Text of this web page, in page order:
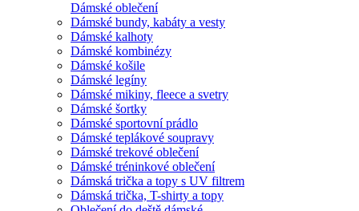
Dámské oblečení
Dámské bundy, kabáty a vesty
Dámské kalhoty
Dámské kombinézy
Dámské košile
Dámské legíny
Dámské mikiny, fleece a svetry
Dámské šortky
Dámské sportovní prádlo
Dámské teplákové soupravy
Dámské trekové oblečení
Dámské tréninkové oblečení
Dámská trička a topy s UV filtrem
Dámská trička, T-shirty a topy